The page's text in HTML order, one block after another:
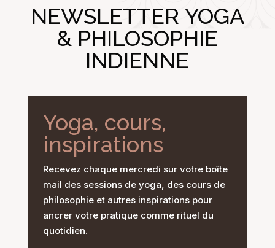
NEWSLETTER YOGA
& PHILOSOPHIE
INDIENNE
Yoga, cours,
inspirations
Recevez chaque mercredi sur votre boîte
mail des sessions de yoga, des cours de
philosophie et autres inspirations pour
ancrer votre pratique comme rituel du
quotidien.